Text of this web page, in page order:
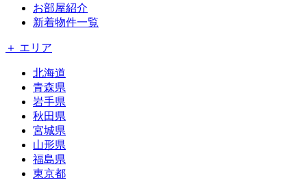
お部屋紹介
新着物件一覧
＋ エリア
北海道
青森県
岩手県
秋田県
宮城県
山形県
福島県
東京都